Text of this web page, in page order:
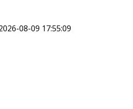
08-09 17:55:09